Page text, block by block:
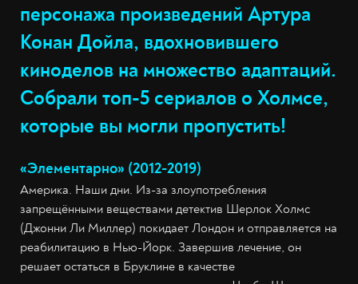
персонажа произведений Артура
Конан Дойла, вдохновившего
киноделов на множество адаптаций.
Собрали топ-5 сериалов о Холмсе,
которые вы могли пропустить!
«Элементарно» (2012-2019)
Америка. Наши дни. Из-за злоупотребления
запрещëнными веществами детектив Шерлок Холмс
(Джонни Ли Миллер) покидает Лондон и отправляется на
реабилитацию в Нью-Йорк. Завершив лечение, он
решает остаться в Бруклине в качестве